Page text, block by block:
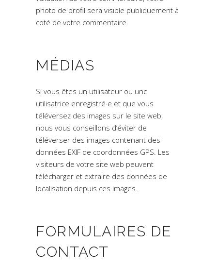
photo de profil sera visible publiquement à
coté de votre commentaire.
MÉDIAS
Si vous êtes un utilisateur ou une
utilisatrice enregistré·e et que vous
téléversez des images sur le site web,
nous vous conseillons d’éviter de
téléverser des images contenant des
données EXIF de coordonnées GPS. Les
visiteurs de votre site web peuvent
télécharger et extraire des données de
localisation depuis ces images.
FORMULAIRES DE
CONTACT